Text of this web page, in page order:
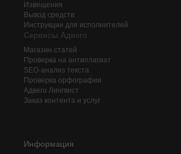
Извещения
Вывод средств
Инструкции для исполнителей
Сервисы Адвего
Магазин статей
Проверка на антиплагиат
SEO-анализ текста
Проверка орфографии
Адвего Лингвист
Заказ контента и услуг
Информация